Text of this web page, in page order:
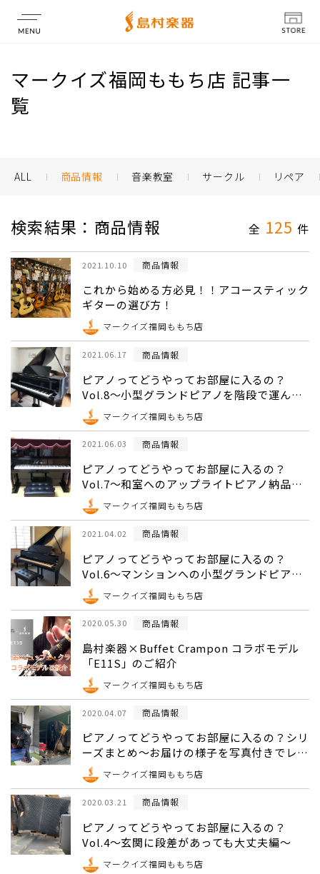
店舗情報
マークイズ福岡ももち店 記事一
覧
ALL 商品情報 音楽教室 サークル リペア
検索結果：商品情報 全 125 件
2021.10.10 商品情報
これから始める方必見！！アコースティック
ギターの選び方！
マークイズ福岡ももち店
2021.06.17 商品情報
ピアノってどうやってお部屋に入るの？
Vol.8～小型グランドピアノを階段で運んで
納品編～
マークイズ福岡ももち店
2021.06.03 商品情報
ピアノってどうやってお部屋に入るの？
Vol.7～和室へのアップライトピアノ納品編
～
マークイズ福岡ももち店
2021.04.02 商品情報
ピアノってどうやってお部屋に入るの？
Vol.6～マンションへの小型グランドピアノ
納品編～
マークイズ福岡ももち店
2020.05.30 商品情報
島村楽器×Buffet Crampon コラボモデル
「E11S」のご紹介
マークイズ福岡ももち店
2020.04.07 商品情報
ピアノってどうやってお部屋に入るの？シリ
ーズまとめ～お届けの様子を写真付きでレポ
ート！～
マークイズ福岡ももち店
2020.03.21 商品情報
ピアノってどうやってお部屋に入るの？
Vol.4～玄関に段差があっても大丈夫編～
マークイズ福岡ももち店